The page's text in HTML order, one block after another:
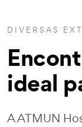
DIVERSAS
ideal
A ATMUN